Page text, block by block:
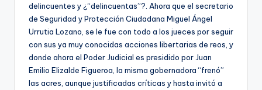
delincuentes y ¿“delincuentas”?. Ahora que el secretario
de Seguridad y Protección Ciudadana Miguel Ángel
Urrutia Lozano, se le fue con todo a los jueces por seguir
con sus ya muy conocidas acciones libertarias de reos, y
donde ahora el Poder Judicial es presidido por Juan
Emilio Elizalde Figueroa, la misma gobernadora “frenó”
las acres, aunque justificadas críticas y hasta invitó a